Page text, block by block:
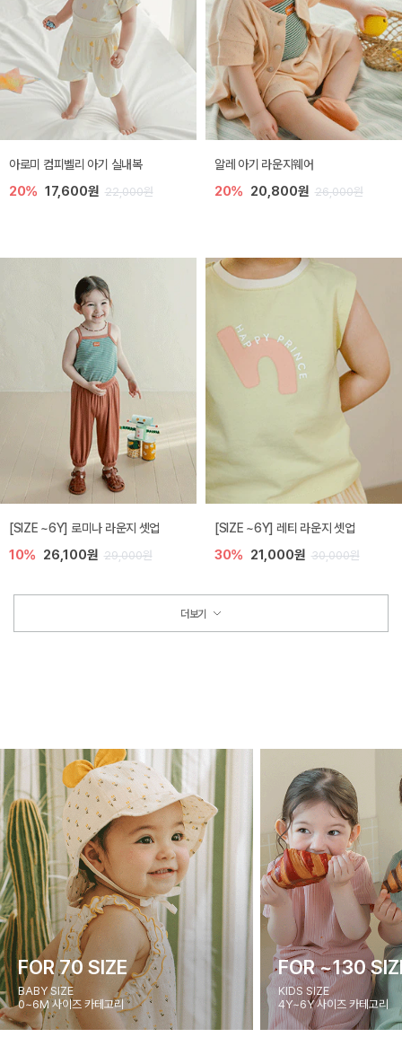
아로미 컴피벨리 아기 실내복
20% 17,600원 22,000원
알레 아기 라운지웨어
20% 20,800원 26,000원
[SIZE ~6Y] 로미나 라운지 셋업
10% 26,100원 29,000원
[SIZE ~6Y] 레티 라운지 셋업
30% 21,000원 30,000원
더보기
FOR 70 SIZE
BABY SIZE
0~6M 사이즈 카테고리
FOR ~130
KIDS SIZE
4Y~6Y 사이즈 카테고리